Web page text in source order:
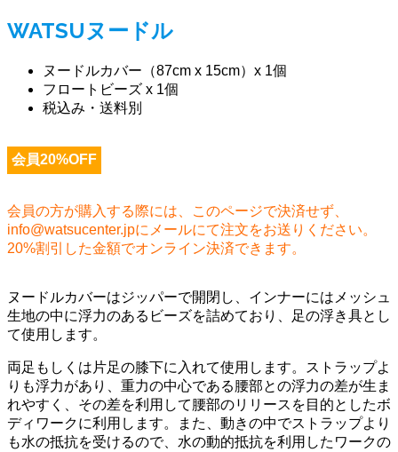
WATSUヌードル
ヌードルカバー（87cm x 15cm）x 1個
フロートビーズ x 1個
税込み・送料別
会員20%OFF
会員の方が購入する際には、このページで決済せず、
info@watsucenter.jpにメールにて注文をお送りください。
20%割引した金額でオンライン決済できます。
ヌードルカバーはジッパーで開閉し、インナーにはメッシュ
生地の中に浮力のあるビーズを詰めており、足の浮き具とし
て使用します。
両足もしくは片足の膝下に入れて使用します。ストラップよ
りも浮力があり、重力の中心である腰部との浮力の差が生ま
れやすく、その差を利用して腰部のリリースを目的としたボ
ディワークに利用します。また、動きの中でストラップより
も水の抵抗を受けるので、水の動的抵抗を利用したワークの